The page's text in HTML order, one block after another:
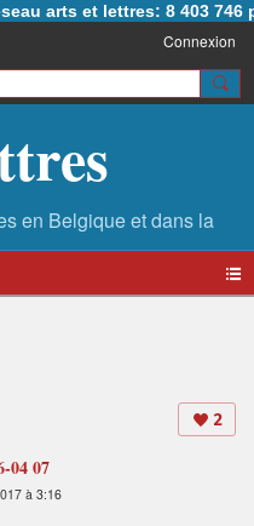
arts et lettres: 8 403 746
Connexion
2
04 07
à 3:16